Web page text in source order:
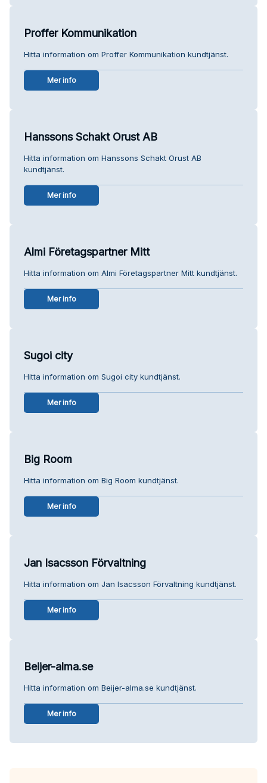
Proffer Kommunikation
Hitta information om Proffer Kommunikation kundtjänst.
Mer info
Hanssons Schakt Orust AB
Hitta information om Hanssons Schakt Orust AB
kundtjänst.
Mer info
Almi Företagspartner Mitt
Hitta information om Almi Företagspartner Mitt kundtjänst.
Mer info
Sugoi city
Hitta information om Sugoi city kundtjänst.
Mer info
Big Room
Hitta information om Big Room kundtjänst.
Mer info
Jan Isacsson Förvaltning
Hitta information om Jan Isacsson Förvaltning kundtjänst.
Mer info
Beijer-alma.se
Hitta information om Beijer-alma.se kundtjänst.
Mer info